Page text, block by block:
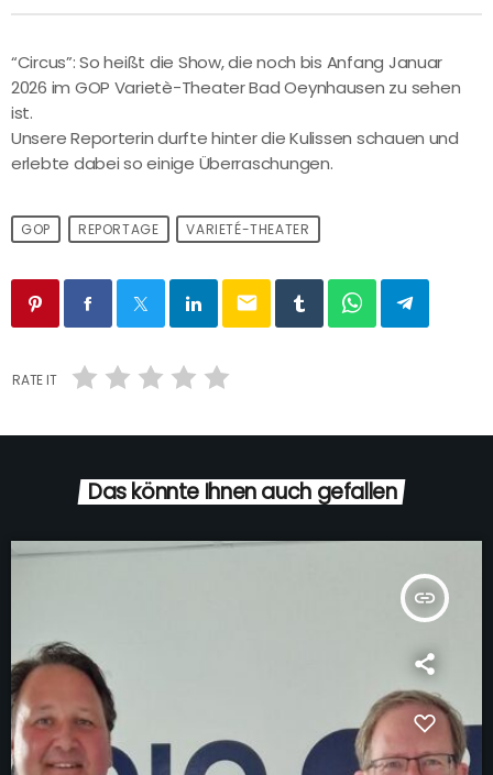
“Circus”: So heißt die Show, die noch bis Anfang Januar
2026 im GOP Varietè-Theater Bad Oeynhausen zu sehen
ist.
Unsere Reporterin durfte hinter die Kulissen schauen und
erlebte dabei so einige Überraschungen.
GOP REPORTAGE VARIETÉ-THEATER
email
RATE IT
Das könnte Ihnen auch gefallen
insert_link